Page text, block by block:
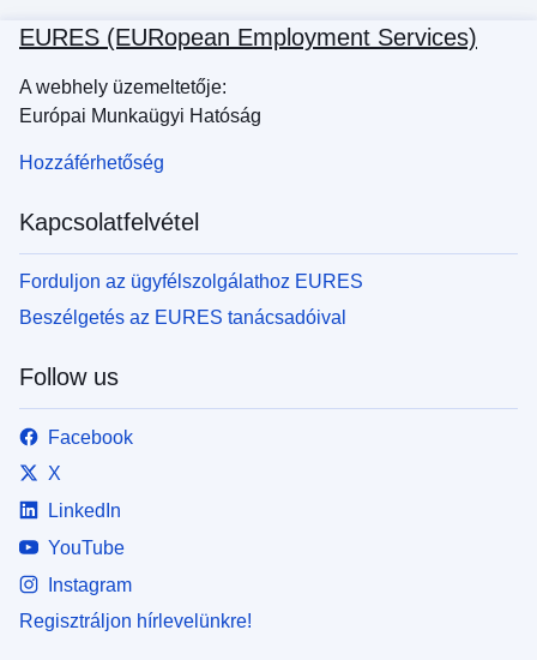
EURES (EURopean Employment Services)
A webhely üzemeltetője:
Európai Munkaügyi Hatóság
Hozzáférhetőség
Kapcsolatfelvétel
Forduljon az ügyfélszolgálathoz EURES
Beszélgetés az EURES tanácsadóival
Follow us
Facebook
X
LinkedIn
YouTube
Instagram
Regisztráljon hírlevelünkre!